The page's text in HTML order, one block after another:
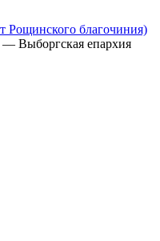
Рощинского благочиния)
— Выборгская епархия